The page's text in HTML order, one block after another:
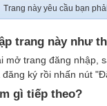
Trang này yêu cầu bạn
trang này như
mở trang đăng nhập,
đăng ký rồi nhấn nút
gì tiếp theo?